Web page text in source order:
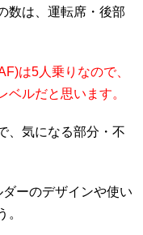
数は、運転席・後部
は5人乗りなので、
ベルだと思います。
、気になる部分・不
ーのデザインや使い
。